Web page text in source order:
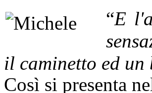
“E
il caminetto ed
Così si presenta